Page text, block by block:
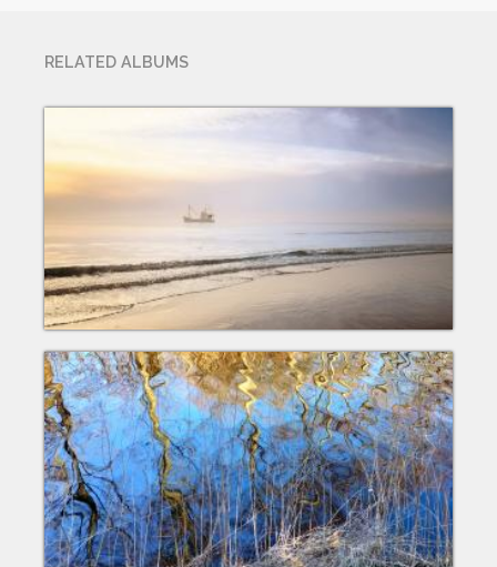
RELATED ALBUMS